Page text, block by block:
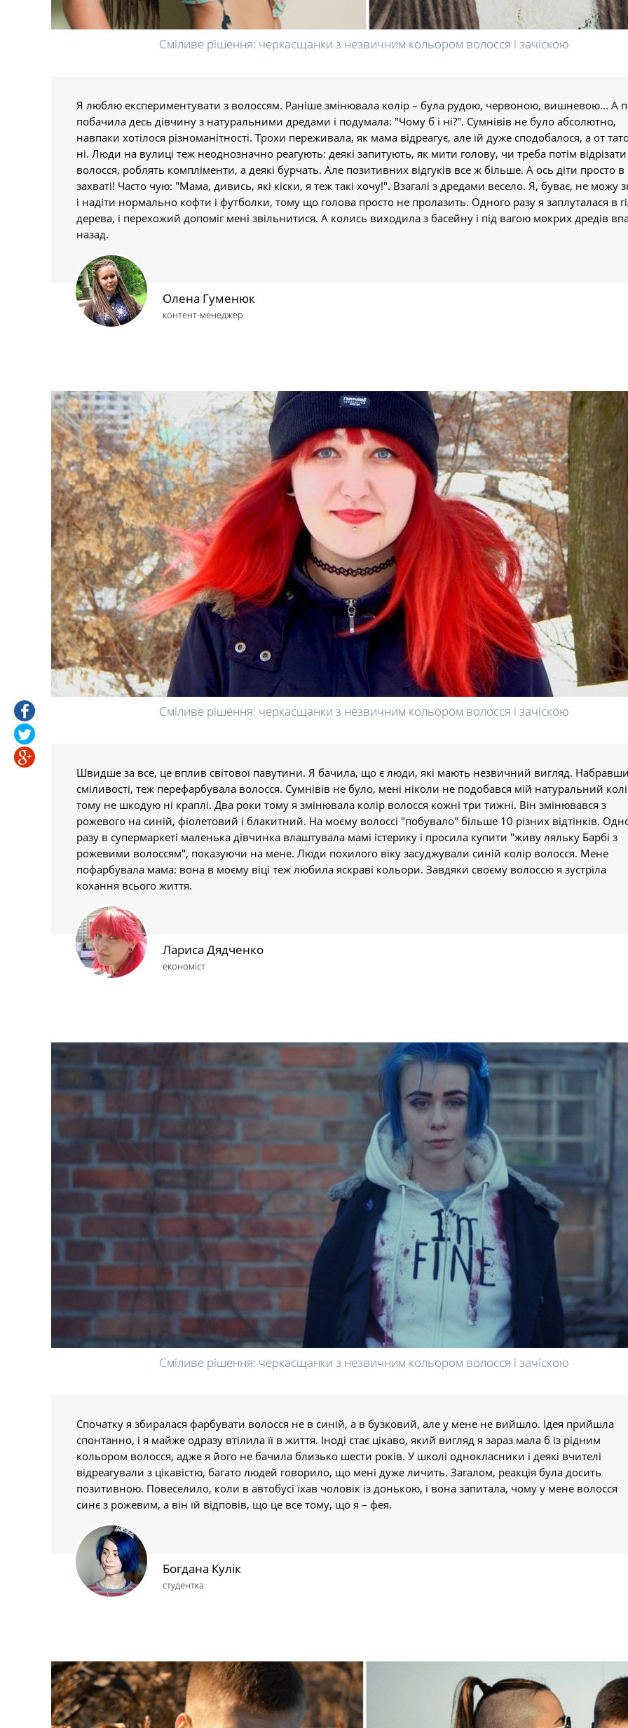
Сміливе рішення: черкасщанки з незвичним кольором волосся і зачіскою
Я люблю експериментувати з волоссям. Раніше змінювала колір – була рудою, червоною, вишневою... А
побачила десь дівчину з натуральними дредами і подумала: "Чому б і ні?". Сумнівів не було абсолютно,
навпаки хотілося різноманітності. Трохи переживала, як мама відреагує, але їй дуже сподобалося, а от
ні. Люди на вулиці теж неоднозначно реагують: деякі запитують, як мити голову, чи треба потім відрізати
волосся, роблять компліменти, а деякі бурчать. Але позитивних відгуків все ж більше. А ось діти просто в
захваті! Часто чую: "Мама, дивись, які кіски, я теж такі хочу!". Взагалі з дредами весело. Я, буває, не можу
і надіти нормально кофти і футболки, тому що голова просто не пролазить. Одного разу я заплуталася в
дерева, і перехожий допоміг мені звільнитися. А колись виходила з басейну і під вагою мокрих дредів
назад.
Олена Гуменюк
контент-менеджер
Сміливе рішення: черкасщанки з незвичним кольором волосся і зачіскою
Швидше за все, це вплив світової павутини. Я бачила, що є люди, які мають незвичний вигляд.
сміливості, теж перефарбувала волосся. Сумнівів не було, мені ніколи не подобався мій натуральний
тому не шкодую ні краплі. Два роки тому я змінювала колір волосся кожні три тижні. Він змінювався з
рожевого на синій, фіолетовий і блакитний. На моєму волоссі "побувало" більше 10 різних відтінків.
разу в супермаркеті маленька дівчинка влаштувала мамі істерику і просила купити "живу ляльку Барбі з
рожевими волоссям", показуючи на мене. Люди похилого віку засуджували синій колір волосся. Мене
пофарбувала мама: вона в моєму віці теж любила яскраві кольори. Завдяки своєму волоссю я зустріла
кохання всього життя.
Лариса Дядченко
економіст
Сміливе рішення: черкасщанки з незвичним кольором волосся і зачіскою
Спочатку я збиралася фарбувати волосся не в синій, а в бузковий, але у мене не вийшло. Ідея прийшла
спонтанно, і я майже одразу втілила її в життя. Іноді стає цікаво, який вигляд я зараз мала б із рідним
кольором волосся, адже я його не бачила близько шести років. У школі однокласники і деякі вчителі
відреагували з цікавістю, багато людей говорило, що мені дуже личить. Загалом, реакція була досить
позитивною. Повеселило, коли в автобусі їхав чоловік із донькою, і вона запитала, чому у мене волосся
синє з рожевим, а він їй відповів, що це все тому, що я – фея.
Богдана Кулік
студентка